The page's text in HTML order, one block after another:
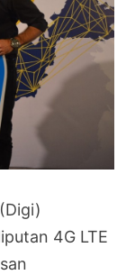
4G LTE